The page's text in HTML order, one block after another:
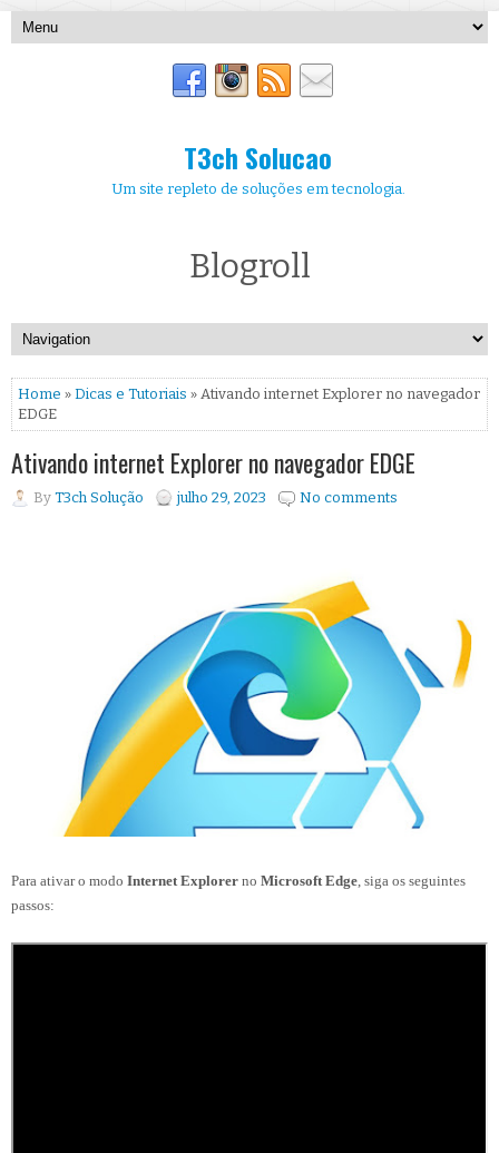
T3ch Solucao
Um site repleto de soluções em tecnologia.
Blogroll
Home » Dicas e Tutoriais » Ativando internet Explorer no navegador
EDGE
Ativando internet Explorer no navegador EDGE
By T3ch Solução julho 29, 2023 No comments
Para ativar o modo Internet Explorer no Microsoft Edge , siga os seguintes
passos: